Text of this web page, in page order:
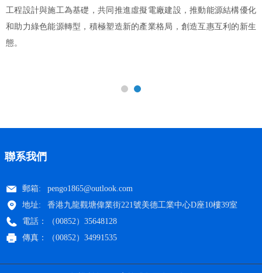
級，為中國智造
能製造產業發展
礎，共同推進虛擬電廠建設，推動能源結構優化
，積極塑造新的產業格局，創造互惠互利的新生
郵箱:
pengo1865@outlook.com
地址:
香港九龍觀塘偉業街221號美德工業中心D座10樓39室
電話：
（00852）35648128
傳真：
（00852）34991535
聯系我們